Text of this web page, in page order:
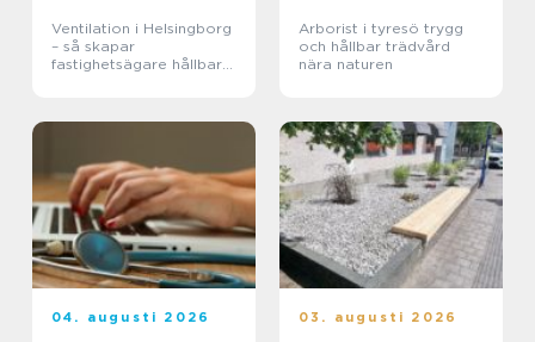
Ventilation i Helsingborg
– så skapar
fastighetsägare hållbara
Arborist i tyresö trygg
och hållbar trädvård
nära naturen
04. augusti 2026 03. augusti 2026